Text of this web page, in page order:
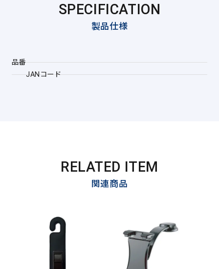
SPECIFICATION
製品仕様
品番
JANコード
RELATED ITEM
関連商品